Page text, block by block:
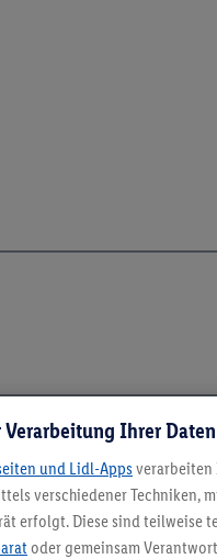
Ihrer Daten
und Lidl-Apps verarbeiten
verschiedener Techniken,
erfolgt. Diese sind teilweise
oder gemeinsam